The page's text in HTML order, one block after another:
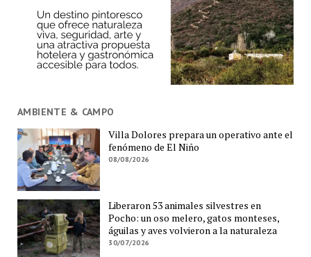
AMBIENTE & CAMPO
Villa Dolores prepara un operativo ante el
fenómeno de El Niño
08/08/2026
Liberaron 53 animales silvestres en
Pocho: un oso melero, gatos monteses,
águilas y aves volvieron a la naturaleza
30/07/2026